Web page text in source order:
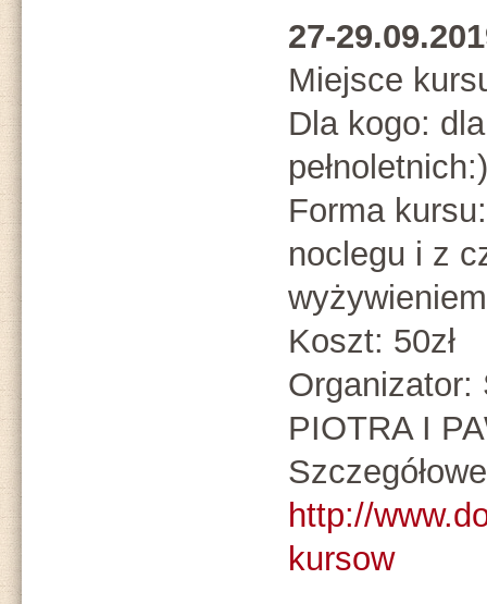
27-
Miejsce
Dla kogo:
pełnoletnich:)
Forma
noclegu i z
wyżywieniem
Koszt: 50zł
Organizator:
PIOTRA I
http://
kursow